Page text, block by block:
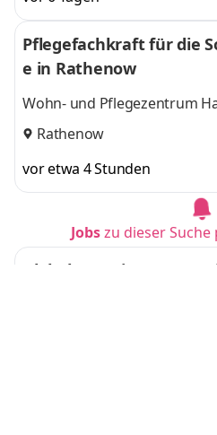
Pflegefachkraft für die
e in Rathenow
Wohn- und Pflegezentrum
GmbH
Rathenow
vor etwa 4 Stunden
Jobszu dieser
Global Learning &